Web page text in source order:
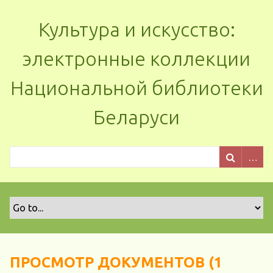
Культура и искусство:
электронные коллекции
Национальной библиотеки
Беларуси
ПРОСМОТР ДОКУМЕНТОВ (1